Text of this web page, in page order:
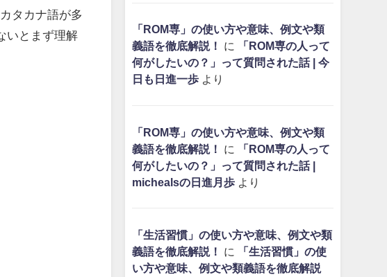
タカナ語が多
いとまず理解
「ROM専」の使い方や意味、例文や類
義語を徹底解説！
に
「ROM専の人って
何がしたいの？」って質問された話 | 今
日も日進一歩より
「ROM専」の使い方や意味、例文や類
義語を徹底解説！
に
「ROM専の人って
何がしたいの？」って質問された話 |
michealsの日進月歩より
「生活習慣」の使い方や意味、例文や類
義語を徹底解説！
に
「生活習慣」の使
い方や意味、例文や類義語を徹底解説